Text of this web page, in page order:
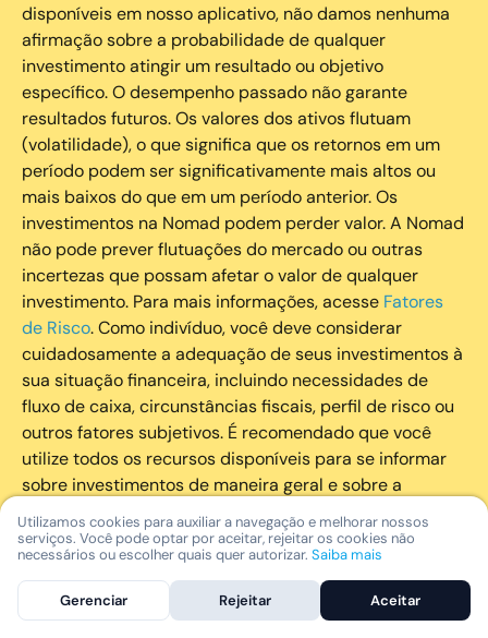
disponíveis em nosso aplicativo, não damos nenhuma
afirmação sobre a probabilidade de qualquer
investimento atingir um resultado ou objetivo
específico. O desempenho passado não garante
resultados futuros. Os valores dos ativos flutuam
(volatilidade), o que significa que os retornos em um
período podem ser significativamente mais altos ou
mais baixos do que em um período anterior. Os
investimentos na Nomad podem perder valor. A Nomad
não pode prever flutuações do mercado ou outras
incertezas que possam afetar o valor de qualquer
investimento. Para mais informações, acesse Fatores
de Risco. Como indivíduo, você deve considerar
cuidadosamente a adequação de seus investimentos à
sua situação financeira, incluindo necessidades de
fluxo de caixa, circunstâncias fiscais, perfil de risco ou
outros fatores subjetivos. É recomendado que você
utilize todos os recursos disponíveis para se informar
sobre investimentos de maneira geral e sobre a
composição geral de seu portfólio. Questões fiscais ou
legais relativas aos investimentos realizados através da
Nomad devem ser obtidas pelos próprios clientes. A
Nomad e suas afiliadas não fornecem nenhum tipo de
aconselhamento legal ou fiscal.
Utilizamos cookies para auxiliar a navegação e melhorar nossos
serviços. Você pode optar por aceitar, rejeitar os cookies não
necessários ou escolher quais quer autorizar. Saiba mais
Gerenciar Rejeitar Aceitar